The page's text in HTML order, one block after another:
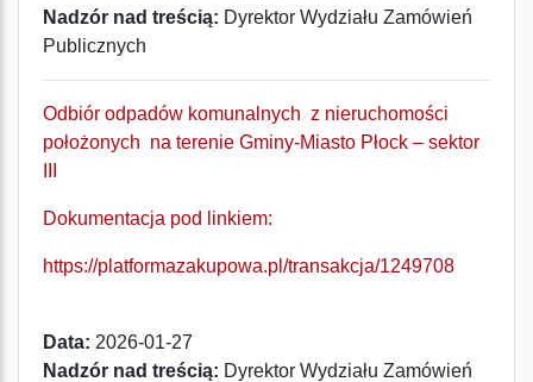
Nadzór nad treścią: Dyrektor Wydziału Zamówień
Publicznych
Odbiór odpadów komunalnych z nieruchomości
położonych na terenie Gminy-Miasto Płock – sektor
Dokumentacja pod linkiem:
https://platformazakupowa.pl/transakcja/1249708
Data: 2026-01-27
Nadzór nad treścią: Dyrektor Wydziału Zamówień